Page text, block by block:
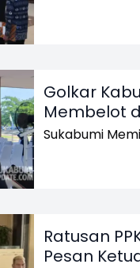
Golkar
Membelot
Sukabumi
Ratusan
Pesan